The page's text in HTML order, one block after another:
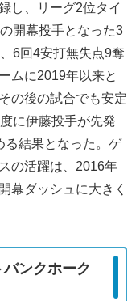
し、リーグ2位タイ
開幕投手となった3
6回4安打無失点9奪
ムに2019年以来と
の後の試合でも安定
に伊藤投手が先発
る結果となった。ゲ
の活躍は、2016年
幕ダッシュに大きく
ンクホーク